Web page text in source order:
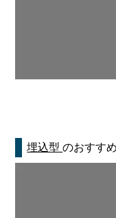
埋込型のおすす